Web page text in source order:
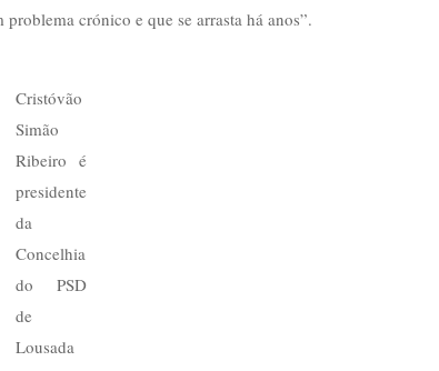
crónico e que se arrasta há anos”.
Cristóvão
Simão
Ribeiro é
presidente
da
Concelhia
do PSD
de
Lousada